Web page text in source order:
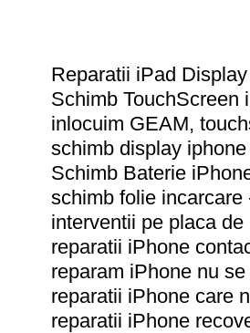
Reparatii iPad
Schimb TouchScreen
inlocuim GEAM,
schimb display
Schimb Baterie
schimb folie
interventii pe placa
reparatii iPhone
reparam iPhone nu
reparatii iPhone care
reparatii iPhone